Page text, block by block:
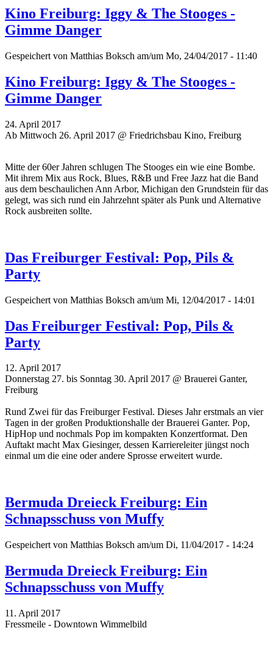
Kino Freiburg: Iggy & The Stooges -
Gimme Danger
Gespeichert von Matthias Boksch am/um Mo, 24/04/2017 - 11:40
Kino Freiburg: Iggy & The Stooges -
Gimme Danger
24. April 2017
Ab Mittwoch 26. April 2017 @ Friedrichsbau Kino, Freiburg
Mitte der 60er Jahren schlugen The Stooges ein wie eine Bombe.
Mit ihrem Mix aus Rock, Blues, R&B und Free Jazz hat die Band
aus dem beschaulichen Ann Arbor, Michigan den Grundstein für das
gelegt, was sich rund ein Jahrzehnt später als Punk und Alternative
Rock ausbreiten sollte.
Das Freiburger Festival: Pop, Pils &
Party
Gespeichert von Matthias Boksch am/um Mi, 12/04/2017 - 14:01
Das Freiburger Festival: Pop, Pils &
Party
12. April 2017
Donnerstag 27. bis Sonntag 30. April 2017 @ Brauerei Ganter,
Freiburg
Rund Zwei für das Freiburger Festival. Dieses Jahr erstmals an vier
Tagen in der großen Produktionshalle der Brauerei Ganter. Pop,
HipHop und nochmals Pop im kompakten Konzertformat. Den
Auftakt macht Max Giesinger, dessen Karriereleiter jüngst noch
einmal um die eine oder andere Sprosse erweitert wurde.
Bermuda Dreieck Freiburg: Ein
Schnapsschuss von Muffy
Gespeichert von Matthias Boksch am/um Di, 11/04/2017 - 14:24
Bermuda Dreieck Freiburg: Ein
Schnapsschuss von Muffy
11. April 2017
Fressmeile - Downtown Wimmelbild